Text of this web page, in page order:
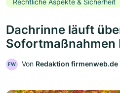
Rechtliche Aspekte & Sicherheit
Dachrinne läuft
Sofortmaßnahmen
FW Von Redaktion firmenweb.de